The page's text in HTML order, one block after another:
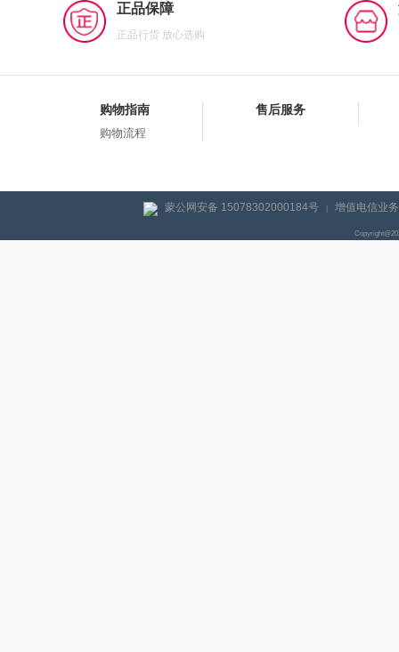
正品保障
正品行货 放心选购
购物指南
购物流程
售后服务
蒙公网安备 15078302000184号 | 增值电信业